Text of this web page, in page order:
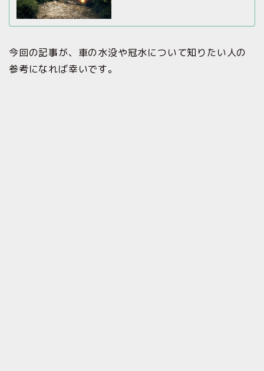
今回の記事が、車の水没や冠水について知りたい人の
参考になれば幸いです。